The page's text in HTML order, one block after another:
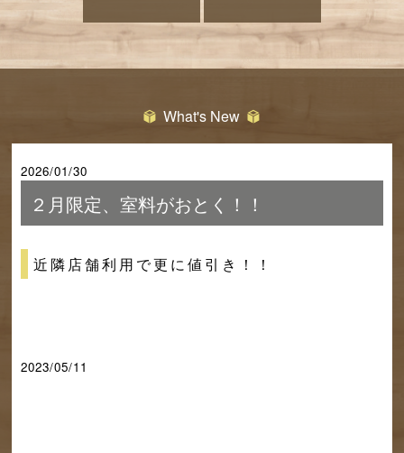
What's New
2026/01/30
２月限定、室料がおとく！！
近隣店舗利用で更に値引き！！
2023/05/11